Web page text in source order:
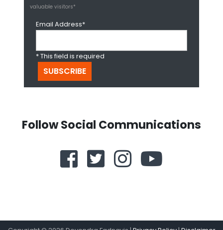
valuable visitors*
Email Address*
* This field is required
Follow Social Communications